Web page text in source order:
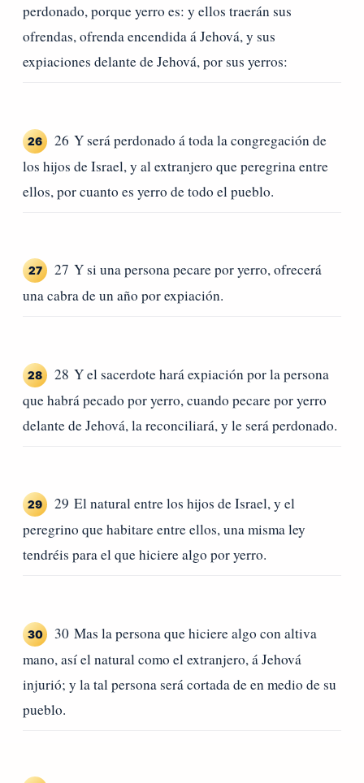
perdonado, porque yerro es: y ellos traerán sus
ofrendas, ofrenda encendida á Jehová, y sus
expiaciones delante de Jehová, por sus yerros:
26
26 Y será perdonado á toda la congregación de
los hijos de Israel, y al extranjero que peregrina entre
ellos, por cuanto es yerro de todo el pueblo.
27
27 Y si una persona pecare por yerro, ofrecerá
una cabra de un año por expiación.
28
28 Y el sacerdote hará expiación por la persona
que habrá pecado por yerro, cuando pecare por yerro
delante de Jehová, la reconciliará, y le será perdonado.
29
29 El natural entre los hijos de Israel, y el
peregrino que habitare entre ellos, una misma ley
tendréis para el que hiciere algo por yerro.
30
30 Mas la persona que hiciere algo con altiva
mano, así el natural como el extranjero, á Jehová
injurió; y la tal persona será cortada de en medio de su
pueblo.